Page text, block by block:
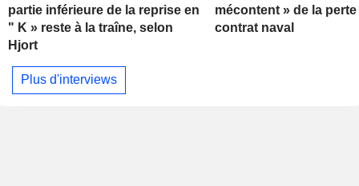
partie inférieure de la reprise en
" K » reste à la traîne, selon
Hjort
mécontent » de la
contrat naval
Plus d'interviews